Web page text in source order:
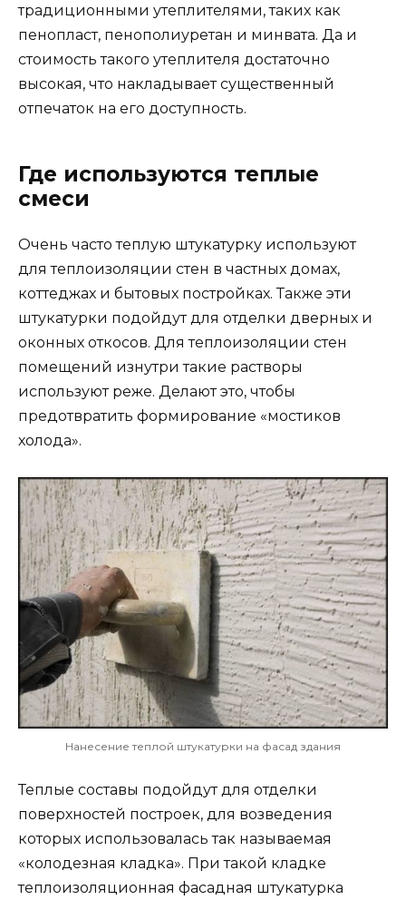
традиционными утеплителями, таких как
пенопласт, пенополиуретан и минвата. Да и
стоимость такого утеплителя достаточно
высокая, что накладывает существенный
отпечаток на его доступность.
Где используются теплые
смеси
Очень часто теплую штукатурку используют
для теплоизоляции стен в частных домах,
коттеджах и бытовых постройках. Также эти
штукатурки подойдут для отделки дверных и
оконных откосов. Для теплоизоляции стен
помещений изнутри такие растворы
используют реже. Делают это, чтобы
предотвратить формирование «мостиков
холода».
Нанесение теплой штукатурки на фасад здания
Теплые составы подойдут для отделки
поверхностей построек, для возведения
которых использовалась так называемая
«колодезная кладка». При такой кладке
теплоизоляционная фасадная штукатурка